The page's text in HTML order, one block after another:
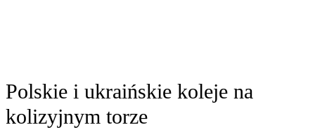
Polskie i ukraińskie koleje na
kolizyjnym torze